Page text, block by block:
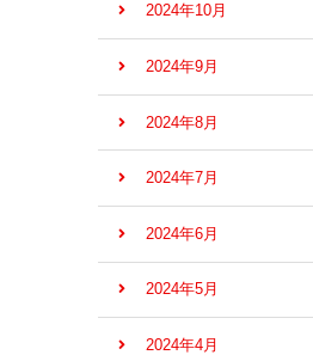
2024年10月
2024年9月
2024年8月
2024年7月
2024年6月
2024年5月
2024年4月